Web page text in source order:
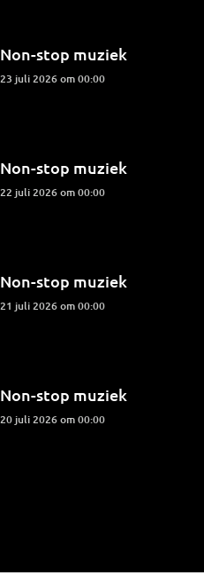
Non-stop muziek
23 juli 2026 om 00:00
Non-stop muziek
22 juli 2026 om 00:00
Non-stop muziek
21 juli 2026 om 00:00
Non-stop muziek
20 juli 2026 om 00:00